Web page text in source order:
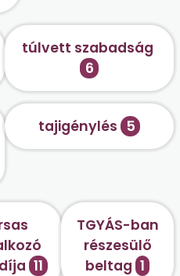
túlvett szabadság
6
tajigénylés 5
11
TGYÁS-ban
részesülő
beltag 1